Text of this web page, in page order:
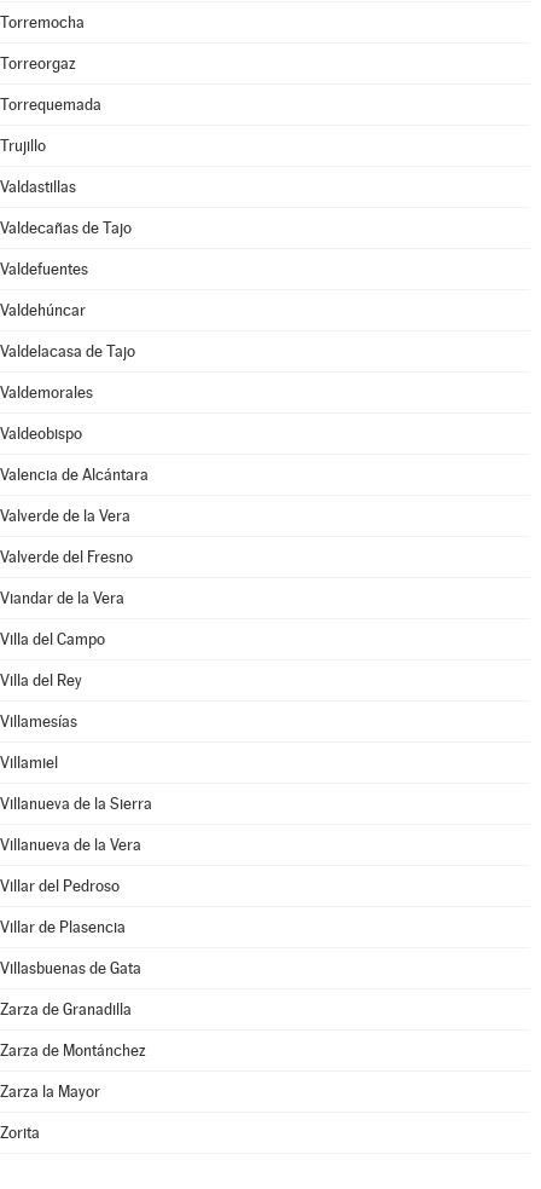
Torremocha
Torreorgaz
Torrequemada
Trujillo
Valdastillas
Valdecañas de Tajo
Valdefuentes
Valdehúncar
Valdelacasa de Tajo
Valdemorales
Valdeobispo
Valencia de Alcántara
Valverde de la Vera
Valverde del Fresno
Viandar de la Vera
Villa del Campo
Villa del Rey
Villamesías
Villamiel
Villanueva de la Sierra
Villanueva de la Vera
Villar del Pedroso
Villar de Plasencia
Villasbuenas de Gata
Zarza de Granadilla
Zarza de Montánchez
Zarza la Mayor
Zorita